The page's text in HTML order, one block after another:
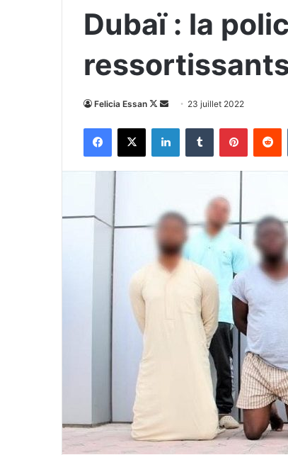
Dubaï : la
Felicia Essan
Follow
X
Envoyer23 juillet 2022
Facebook
X LinkedinTumblr Pinterest